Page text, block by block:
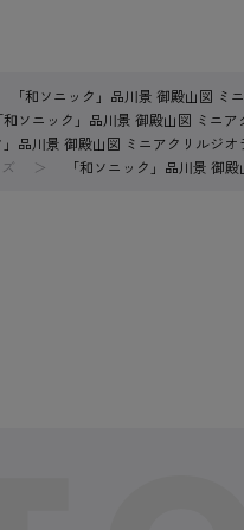
「和ソニック」品川景 御殿山図 ミ
「和ソニック」品川景 御殿山図 ミニ
」品川景 御殿山図 ミニアクリルジオ
「和ソニック」品川景 御